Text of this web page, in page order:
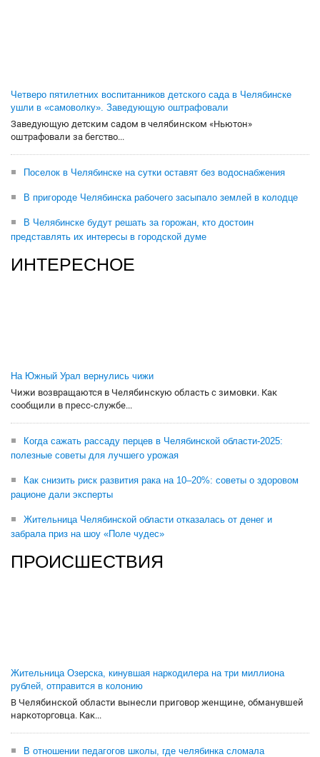
Четверо пятилетних воспитанников детского сада в Челябинске
ушли в «самоволку». Заведующую оштрафовали
Заведующую детским садом в челябинском «Ньютон»
оштрафовали за бегство...
Поселок в Челябинске на сутки оставят без водоснабжения
В пригороде Челябинска рабочего засыпало землей в колодце
В Челябинске будут решать за горожан, кто достоин
представлять их интересы в городской думе
ИНТЕРЕСНОЕ
На Южный Урал вернулись чижи
Чижи возвращаются в Челябинскую область с зимовки. Как
сообщили в пресс-службе...
Когда сажать рассаду перцев в Челябинской области-2025:
полезные советы для лучшего урожая
Как снизить риск развития рака на 10–20%: советы о здоровом
рационе дали эксперты
Жительница Челябинской области отказалась от денег и
забрала приз на шоу «Поле чудес»
ПРОИСШЕСТВИЯ
Жительница Озерска, кинувшая наркодилера на три миллиона
рублей, отправится в колонию
В Челябинской области вынесли приговор женщине, обманувшей
наркоторговца. Как...
В отношении педагогов школы, где челябинка сломала